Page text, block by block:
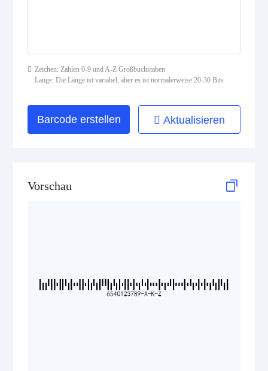
USPS PLANET
USPS POSTNET
GS1 2D Codes
Zeichen: Zahlen 0-9 und A-Z Großbuchstaben
Länge: Die Länge ist variabel, aber es ist normalerweise 20-30 Bits
Barcode erstellen Aktualisieren
Vorschau